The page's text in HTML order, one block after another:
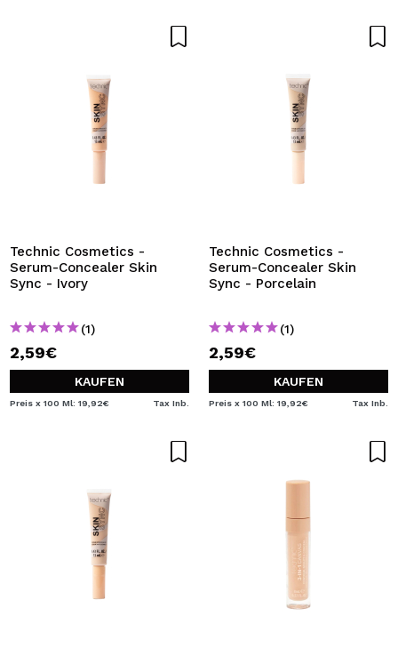
Technic Cosmetics -
Serum-Concealer Skin
Sync - Ivory
(1)
2,59€
KAUFEN
Preis x 100 Ml: 19,92€ Tax Inb.
Technic Cosmetics -
Serum-Concealer Skin
Sync - Porcelain
(1)
2,59€
KAUFEN
Preis x 100 Ml: 19,92€ Tax Inb.